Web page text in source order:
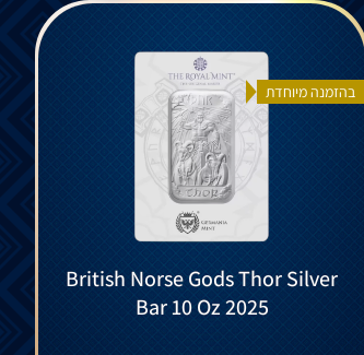
בהזמנה מיוחדת
British Norse Gods Thor Silver
Bar 10 Oz 2025